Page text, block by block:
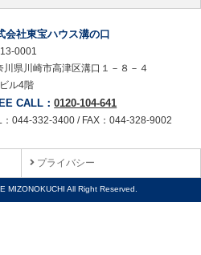
会社東宝ハウス溝の口
0001
川県川崎市高津区溝口１－８－４
ル4階
CALL：0120-104-641
：044-332-3400 / FAX：044-328-9002
プライバシー
MIZONOKUCHI All Right Reserved.